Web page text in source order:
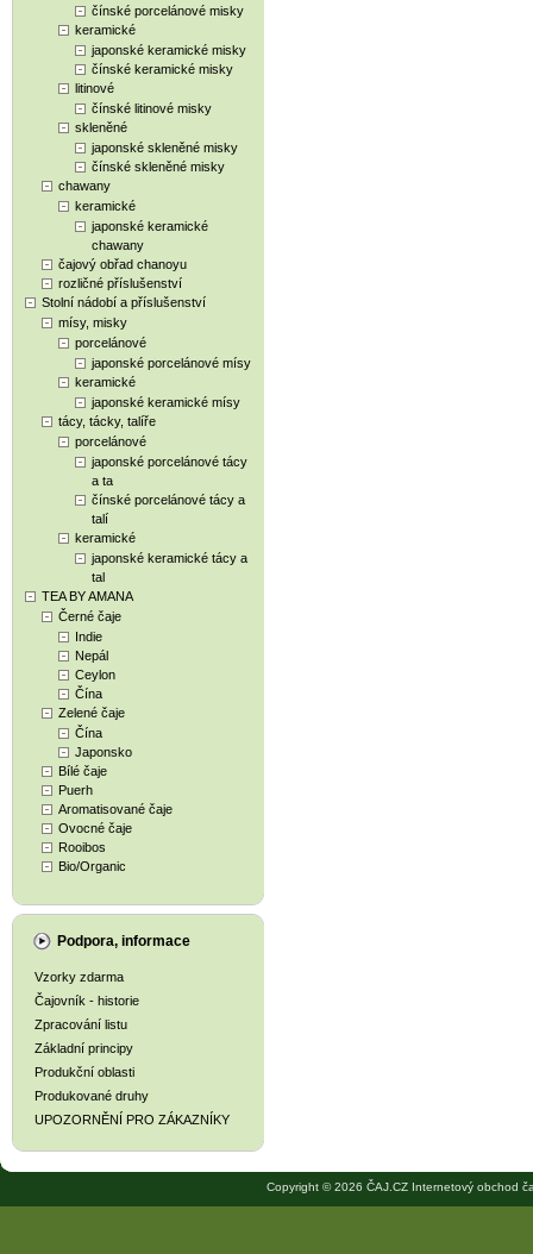
čínské porcelánové misky
keramické
japonské keramické misky
čínské keramické misky
litinové
čínské litinové misky
skleněné
japonské skleněné misky
čínské skleněné misky
chawany
keramické
japonské keramické
chawany
čajový obřad chanoyu
rozličné příslušenství
Stolní nádobí a příslušenství
mísy, misky
porcelánové
japonské porcelánové mísy
keramické
japonské keramické mísy
tácy, tácky, talíře
porcelánové
japonské porcelánové tácy
a ta
čínské porcelánové tácy a
talí
keramické
japonské keramické tácy a
tal
TEA BY AMANA
Černé čaje
Indie
Nepál
Ceylon
Čína
Zelené čaje
Čína
Japonsko
Bílé čaje
Puerh
Aromatisované čaje
Ovocné čaje
Rooibos
Bio/Organic
Podpora, informace
Vzorky zdarma
Čajovník - historie
Zpracování listu
Základní principy
Produkční oblasti
Produkované druhy
UPOZORNĚNÍ PRO ZÁKAZNÍKY
Copyright © 2026 ČAJ.CZ Internetový obchod